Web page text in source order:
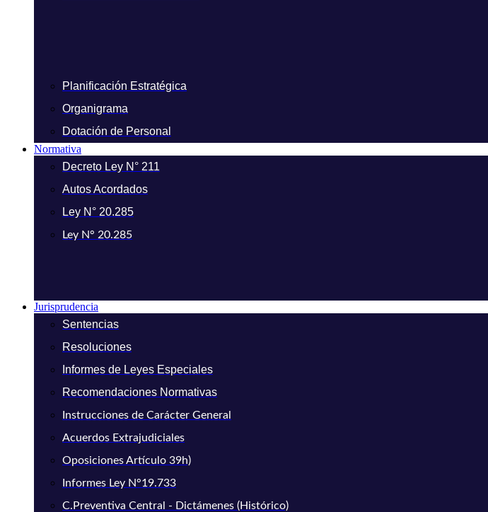
Planificación Estratégica
Organigrama
Dotación de Personal
Normativa
Decreto Ley N° 211
Autos Acordados
Ley N° 20.285
Ley N° 20.285
Jurisprudencia
Sentencias
Resoluciones
Informes de Leyes Especiales
Recomendaciones Normativas
Instrucciones de Carácter General
Acuerdos Extrajudiciales
Oposiciones Artículo 39h)
Informes Ley N°19.733
C.Preventiva Central - Dictámenes (Histórico)